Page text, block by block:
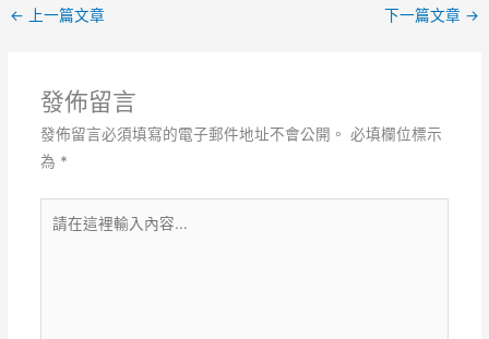
← 上一篇文章 下一篇文章 →
發佈留言
發佈留言必須填寫的電子郵件地址不會公開。 必填欄位標示
為 *